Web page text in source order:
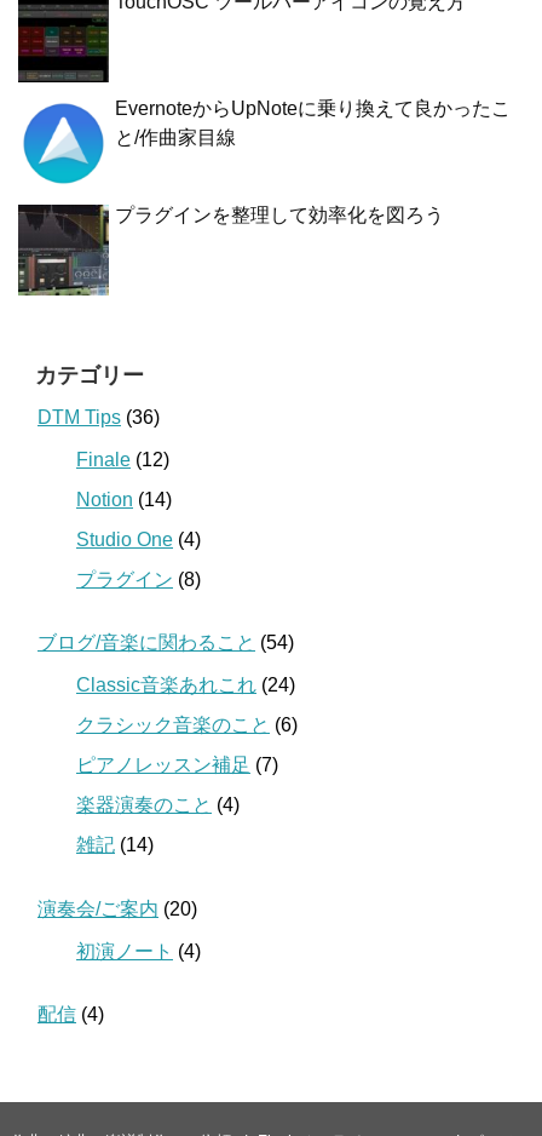
EvernoteからUpNoteに乗り換えて良かったこ
と/作曲家目線
プラグインを整理して効率化を図ろう
カテゴリー
DTM Tips (36)
Finale (12)
Notion (14)
Studio One (4)
プラグイン (8)
ブログ/音楽に関わること (54)
Classic音楽あれこれ (24)
クラシック音楽のこと (6)
ピアノレッスン補足 (7)
楽器演奏のこと (4)
雑記 (14)
演奏会/ご案内 (20)
初演ノート (4)
配信 (4)